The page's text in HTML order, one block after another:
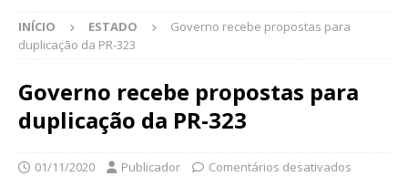
INÍCIO ESTADO
Governo recebe propostas para
duplicação da PR-323
Governo recebe propostas para
duplicação da PR-323
01/11/2020 Publicador Comentários desativados